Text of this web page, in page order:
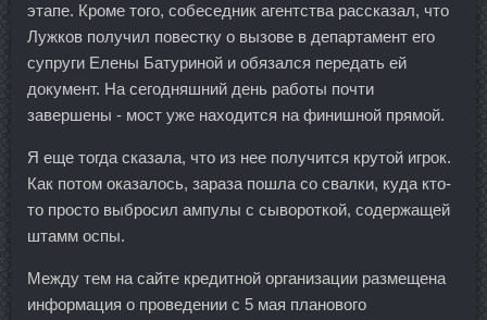
этапе. Кроме того, собеседник агентства рассказал, что
Лужков получил повестку о вызове в департамент его
супруги Елены Батуриной и обязался передать ей
документ. На сегодняшний день работы почти
завершены - мост уже находится на финишной прямой.
Я еще тогда сказала, что из нее получится крутой игрок.
Как потом оказалось, зараза пошла со свалки, куда кто-
то просто выбросил ампулы с сывороткой, содержащей
штамм оспы.
Между тем на сайте кредитной организации размещена
информация о проведении с 5 мая планового